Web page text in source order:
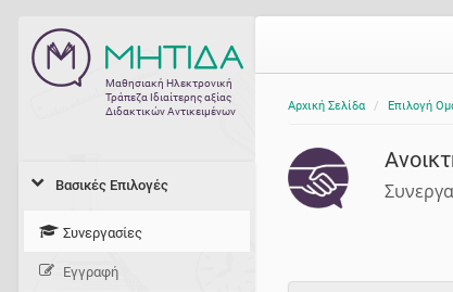
Αρχική Σελίδα Επιλογή
Μαθησιακή Ηλεκτρονική
Τράπεζα Ιδιαίτερης αξίας
Διδακτικών Αντικειμένων
Βασικές Επιλογές
Συνεργασίες
Εγγραφή